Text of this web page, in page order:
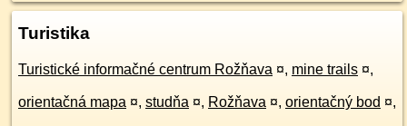
Turistika
Turistické informačné centrum Rožňava ¤, mine trails ¤,
orientačná mapa ¤, studňa ¤, Rožňava ¤, orientačný bod ¤,